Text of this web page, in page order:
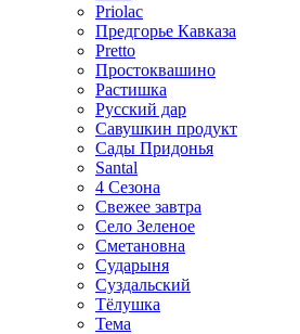
Priolac
Предгорье Кавказа
Pretto
Простоквашино
Растишка
Русский дар
Савушкин продукт
Сады Придонья
Santal
4 Сезона
Свежее завтра
Село Зеленое
Сметановна
Сударыня
Суздальский
Тёлушка
Тема